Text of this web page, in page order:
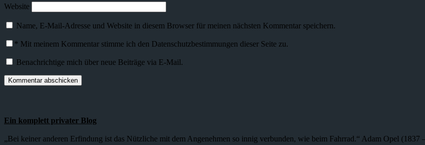
Website
Name, E-Mail-Adresse und Website in diesem Browser für meinen nächsten Kommentar speichern.
* Mit meinem Kommentar stimme ich den Datenschutzbestimmungen dieser Seite zu.
Benachrichtige mich über neue Beiträge via E-Mail.
Ein komplett privater Blog
„Bei keiner anderen Erfindung ist das Nützliche mit dem Angenehmen so innig verbunden, wie beim Fahrrad.“ Adam Opel (1837